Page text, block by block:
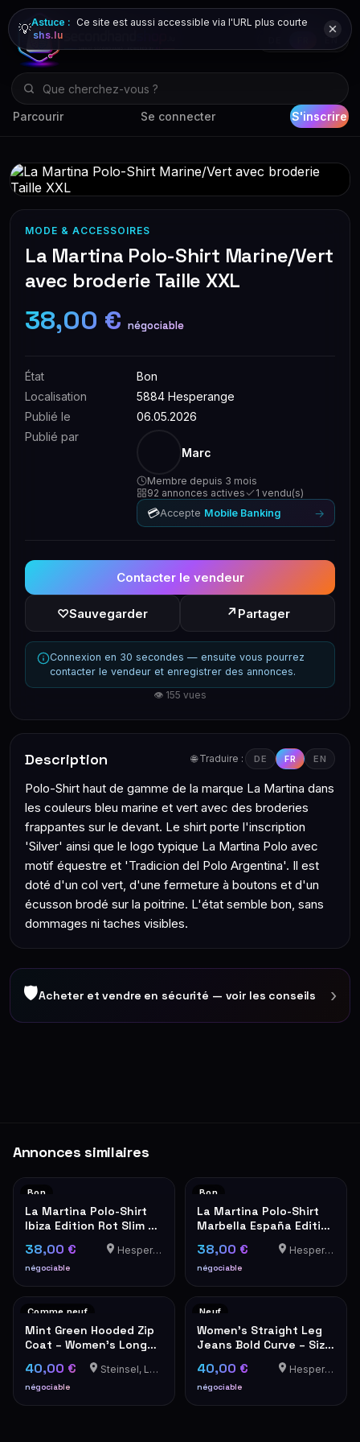
Parcourir Se connecter S'inscrire
💡Astuce : Ce site est aussi accessible via l'URL plus courte
shs.lu
MODE & ACCESSOIRES
La Martina Polo-Shirt Marine/Vert
avec broderie Taille XXL
38,00 € négociable
État
Bon
Localisation
5884 Hesperange
Publié le
06.05.2026
Publié par
Marc
Membre depuis 3 mois
92 annonces actives
1 vendu(s)
💳Accepte Mobile Banking →
Contacter le vendeur
♡Sauvegarder ↗ Partager
Connexion en 30 secondes — ensuite vous pourrez
contacter le vendeur et enregistrer des annonces.
👁 155 vues
Description 🌐 Traduire : DE FR EN
Polo-Shirt haut de gamme de la marque La Martina dans
les couleurs bleu marine et vert avec des broderies
frappantes sur le devant. Le shirt porte l'inscription
'Silver' ainsi que le logo typique La Martina Polo avec
motif équestre et 'Tradicion del Polo Argentina'. Il est
doté d'un col vert, d'une fermeture à boutons et d'un
écusson brodé sur la poitrine. L'état semble bon, sans
dommages ni taches visibles.
🛡Acheter et vendre en sécurité — voir les conseils ›
Annonces similaires
Bon
La Martina Polo-Shirt
Ibiza Edition Rot Slim Fit
38,00 €
négociable
Hesperange
Bon
La Martina Polo-Shirt
Marbella España Edition
38,00 €
négociable
Hesperange
Comme neuf
Mint Green Hooded Zip
Coat – Women's Long
40,00 €
négociable
Steinsel, Luxembourg
Neuf
Women's Straight Leg
Jeans Bold Curve – Size
25 – NEW with Tags
40,00 €
négociable
Hesperange